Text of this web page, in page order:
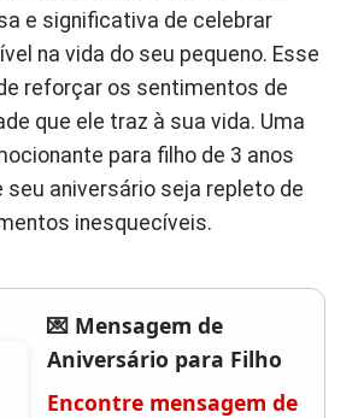
e significativa de celebrar
na vida do seu pequeno. Esse
reforçar os sentimentos de
que ele traz à sua vida. Uma
para filho de 3 anos
seu aniversário seja repleto de
inesquecíveis.
💌 Mensagem de
Aniversário para Filho
Encontre mensagem de